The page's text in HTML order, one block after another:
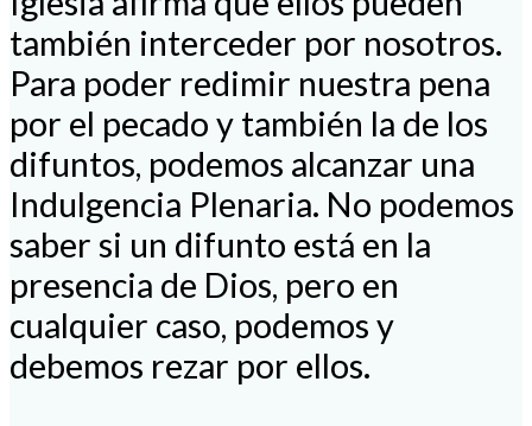
también interceder por nosotros.
Para poder redimir nuestra pena
por el pecado y también la de los
difuntos, podemos alcanzar una
Indulgencia Plenaria. No podemos
saber si un difunto está en la
presencia de Dios, pero en
cualquier caso, podemos y
debemos rezar por ellos.